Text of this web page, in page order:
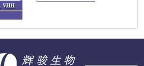
变性的IP抗体重链(55 kDa)和
别，避免了抗体轻重链对靶蛋
白检测的干扰。